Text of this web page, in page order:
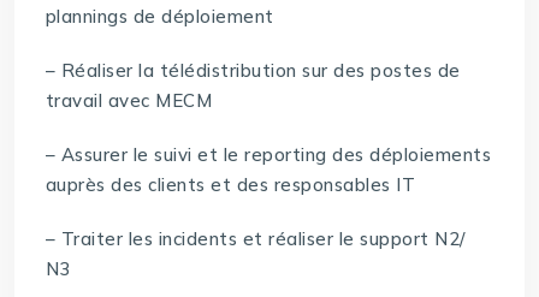
plannings de déploiement
– Réaliser la télédistribution sur des postes de
travail avec MECM
– Assurer le suivi et le reporting des déploiements
auprès des clients et des responsables IT
– Traiter les incidents et réaliser le support N2/
N3